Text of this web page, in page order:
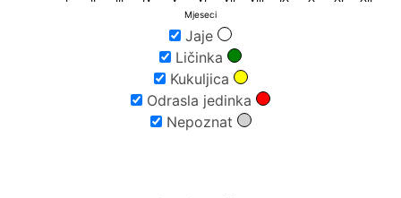
Mjeseci
Jaje
Ličinka
Kukuljica
Odrasla jedinka
Nepoznat